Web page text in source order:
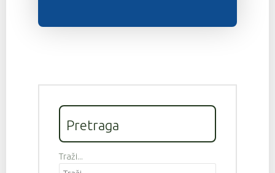
Pretraga
Traži...